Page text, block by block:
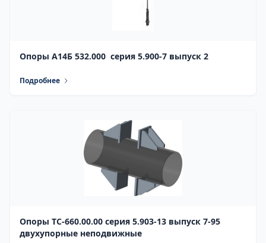
Опоры А14Б 532.000 серия 5.900-7 выпуск 2
Подробнее
Опоры ТС-660.00.00 серия 5.903-13 выпуск 7-95
двухупорные неподвижные